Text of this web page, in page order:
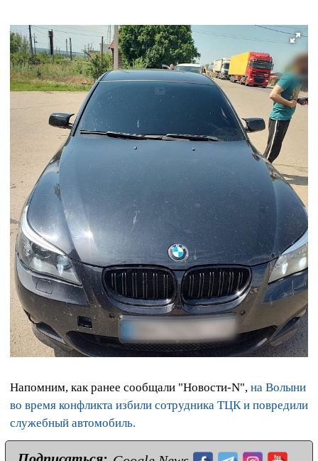
Напомним, как ранее сообщали "Новости-N", на Волыни
во время конфликта избили сотрудника ТЦК и повредили
служебный автомобиль.